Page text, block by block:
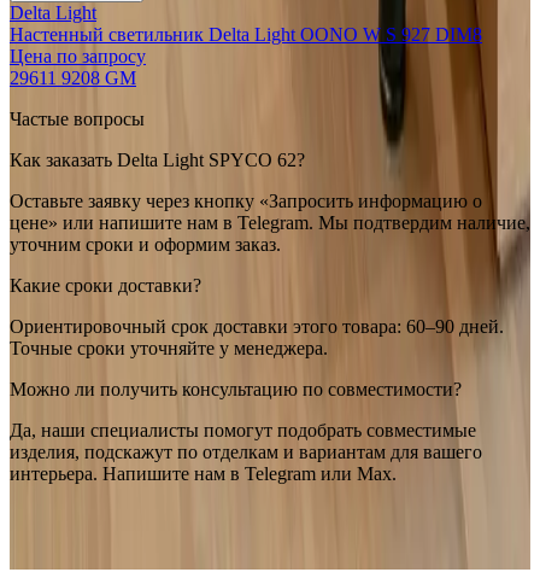
Delta Light
Настенный светильник Delta Light OONO W S 927 DIM8
Цена по запросу
29611 9208 GM
Частые вопросы
Как заказать Delta Light SPYCO 62?
Оставьте заявку через кнопку «Запросить информацию о
цене» или напишите нам в Telegram. Мы подтвердим наличие,
уточним сроки и оформим заказ.
Какие сроки доставки?
Ориентировочный срок доставки этого товара: 60–90 дней.
Точные сроки уточняйте у менеджера.
Можно ли получить консультацию по совместимости?
Да, наши специалисты помогут подобрать совместимые
изделия, подскажут по отделкам и вариантам для вашего
интерьера. Напишите нам в Telegram или Max.